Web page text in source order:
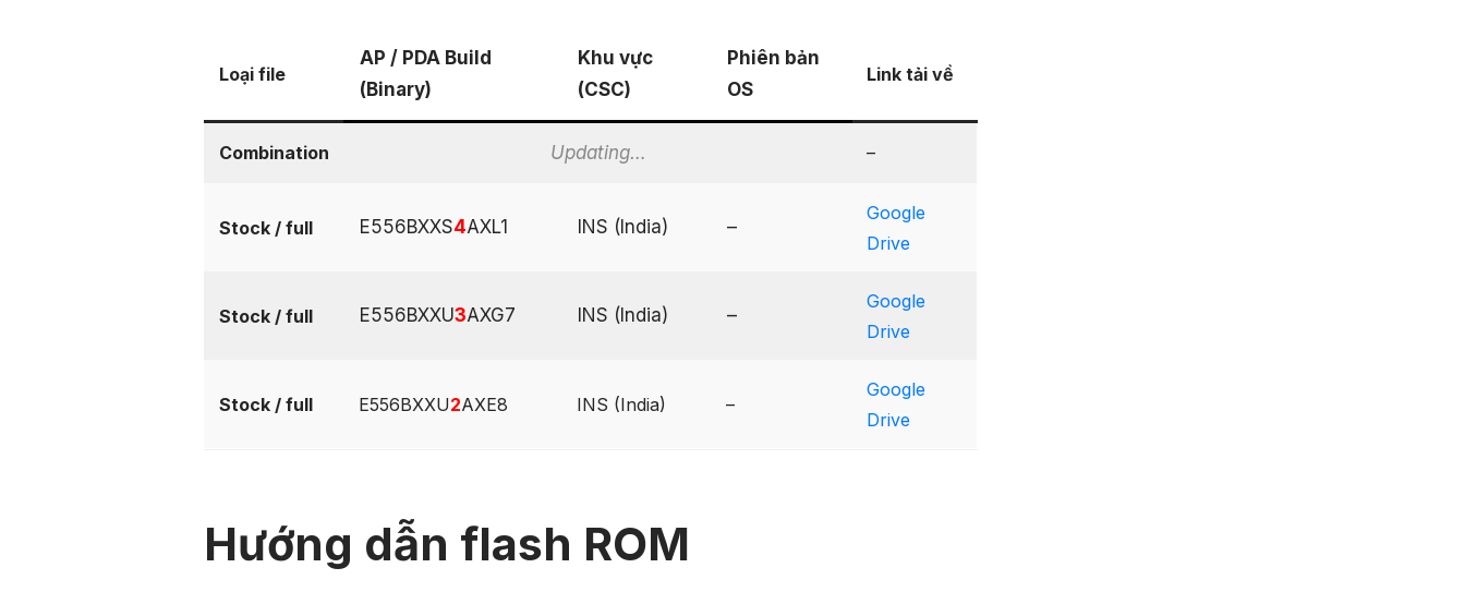
Loại file
AP / PDA Build
(Binary)
Khu vực
(CSC)
Phiên bản
OS
Link tải về
Combination Updating… –
Stock / full E556BXXS4AXL1 INS (India) –
Google
Drive
Stock / full E556BXXU3AXG7 INS (India) –
Google
Drive
Stock / full E556BXXU2AXE8 INS (India) –
Google
Drive
Hướng dẫn flash ROM